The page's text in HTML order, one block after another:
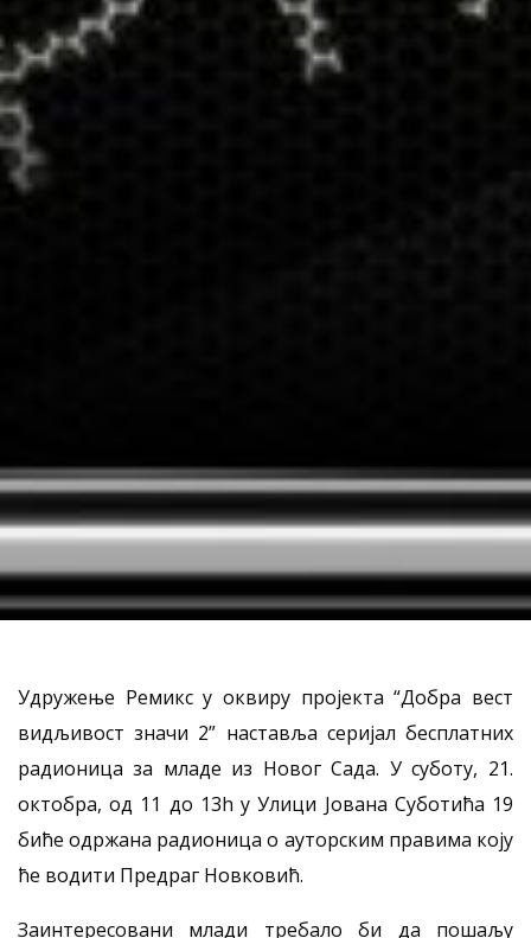
Удружење Ремикс у оквиру пројекта “Добра вест
видљивост значи 2” наставља серијал бесплатних
радионица за младе из Новог Сада. У суботу, 21.
октобра, од 11 до 13h у Улици Јована Суботића 19
биће одржана радионица о ауторским правима коју
ће водити Предраг Новковић.
Заинтересовани млади требало би да пошаљу